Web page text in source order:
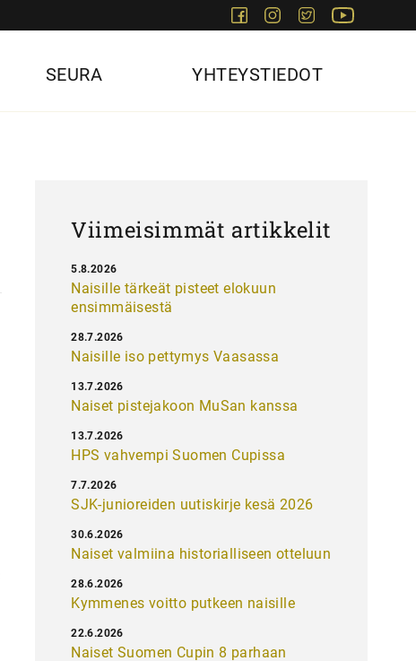
FacebookInstagram
Twitter
SEURA YHTEYSTIEDOT
Viimeisimmät artikkelit
Naisille tärkeät pisteet elokuun
ensimmäisestä
5.8.2026
Naisille iso pettymys Vaasassa
28.7.2026
Naiset pistejakoon MuSan kanssa
13.7.2026
HPS vahvempi Suomen Cupissa
13.7.2026
SJK-junioreiden uutiskirje kesä 2026
7.7.2026
Naiset valmiina historialliseen otteluun
30.6.2026
Kymmenes voitto putkeen naisille
28.6.2026
Naiset Suomen Cupin 8 parhaan
22.6.2026